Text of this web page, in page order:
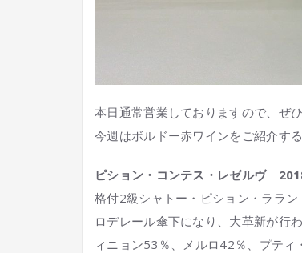
本日通常営業しておりますので、ぜ
今週はボルドー赤ワインをご紹介す
ピション・コンテス・レゼルヴ
格付2級シャトー・ピション・ララ
ロデレール傘下になり、大革新が行
ィニョン53％、メルロ42％、プテ